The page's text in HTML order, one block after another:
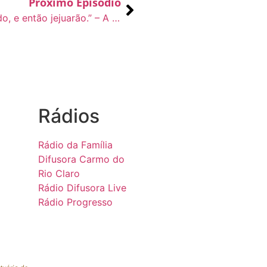
“Dias virão em que o esposo lhes será tirado, e então jejuarão.” – A Voz do Pastor – 16/02
Rádios
Rádio da Família
Difusora Carmo do
Rio Claro
Rádio Difusora Live
Rádio Progresso